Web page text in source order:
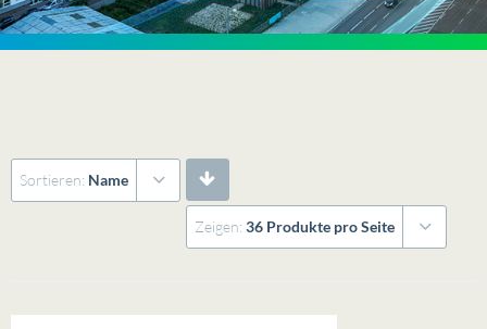
Sortieren: Name
Zeigen: 36 Produkte pro Seite